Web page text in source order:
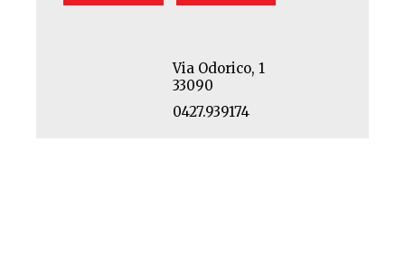
Via Odorico, 1
33090
0427.939174